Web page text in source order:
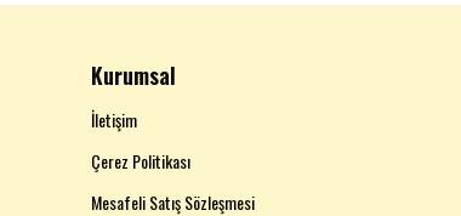
Kurumsal
İletişim
Çerez Politikası
Mesafeli Satış Sözleşmesi